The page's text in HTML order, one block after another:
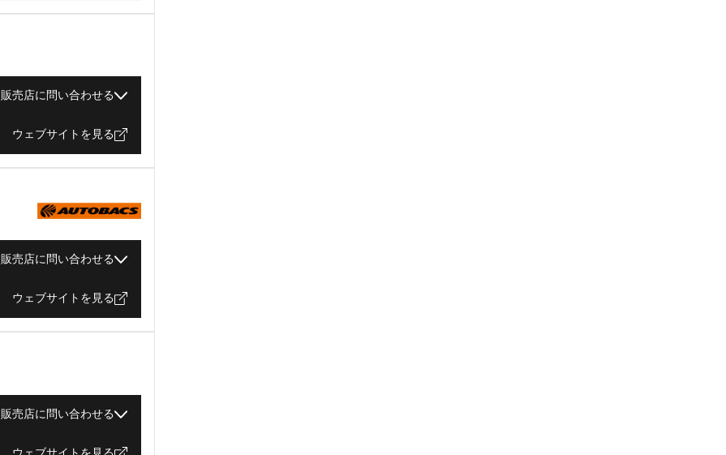
販売店に問い合わせる
ウェブサイトを見る
販売店に問い合わせる
ウェブサイトを見る
販売店に問い合わせる
ウェブサイトを見る